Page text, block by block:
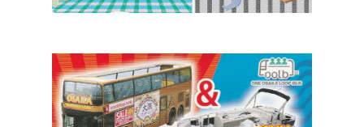
ทัวร์
ที่พัก
สาระน่ารู้
VIDEO